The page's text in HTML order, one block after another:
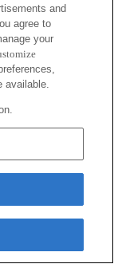
and
agree to
your
available.